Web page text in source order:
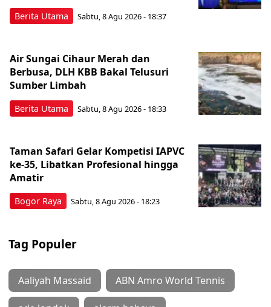
Berita Utama Sabtu, 8 Agu 2026 - 18:37
Berita Utama
Air Sungai Cihaur Merah dan
Berbusa, DLH KBB Bakal Telusuri
Sumber Limbah
Sabtu, 8 Agu 2026 - 18:33
Bogor Raya
Taman Safari Gelar Kompetisi IAPVC
ke-35, Libatkan Profesional hingga
Amatir
Sabtu, 8 Agu 2026 - 18:23
Tag Populer
Aaliyah Massaid ABN Amro World Tennis